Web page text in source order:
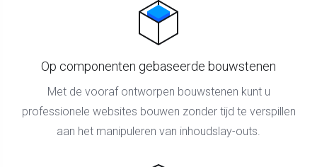
Op componenten gebaseerde bouwstenen
Met de vooraf ontworpen bouwstenen kunt u
professionele websites bouwen zonder tijd te verspillen
aan het manipuleren van inhoudslay-outs.